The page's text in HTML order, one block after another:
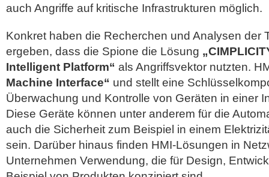
auch Angriffe auf kritische Infrastrukturen möglich.
Konkret haben die Recherchen und Analysen der
ergeben, dass die Spione die Lösung
Intelligent Platform“ als Angriffsvektor nutzten.
Machine Interface“ und stellt eine
Überwachung und Kontrolle von Geräten in einer
Diese Geräte können unter anderem für die
auch die Sicherheit zum Beispiel in einem
sein. Darüber hinaus finden HMI-Lösungen in
Unternehmen Verwendung, die für Design,